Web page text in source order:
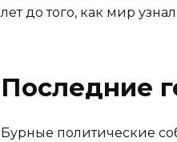
лет до того, как мир
Последние
Бурные политические